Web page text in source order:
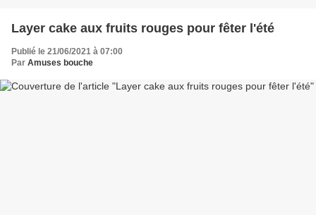
Layer cake aux fruits rouges pour fêter l'été
Publié le 21/06/2021 à 07:00
Par Amuses bouche